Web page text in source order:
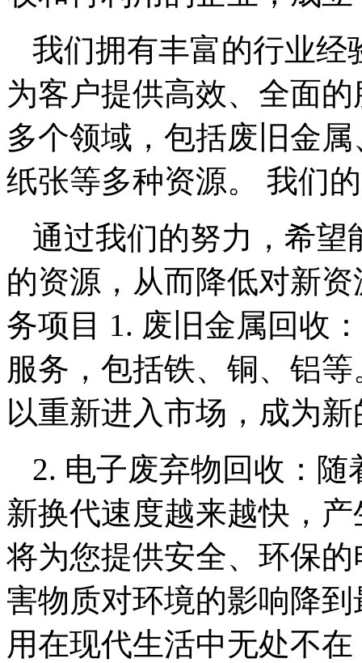
我们拥有丰富的行业经
为客户提供高效、全面
多个领域，包括废旧金
纸张等多种资源。 我们
通过我们的努力，希望
的资源，从而降低对新
务项目 1. 废旧金属回收
服务，包括铁、铜、铝
以重新进入市场，成为
2. 电子废弃物回收：
新换代速度越来越快，
将为您提供安全、环保
害物质对环境的影响降
用在现代生活中无处不